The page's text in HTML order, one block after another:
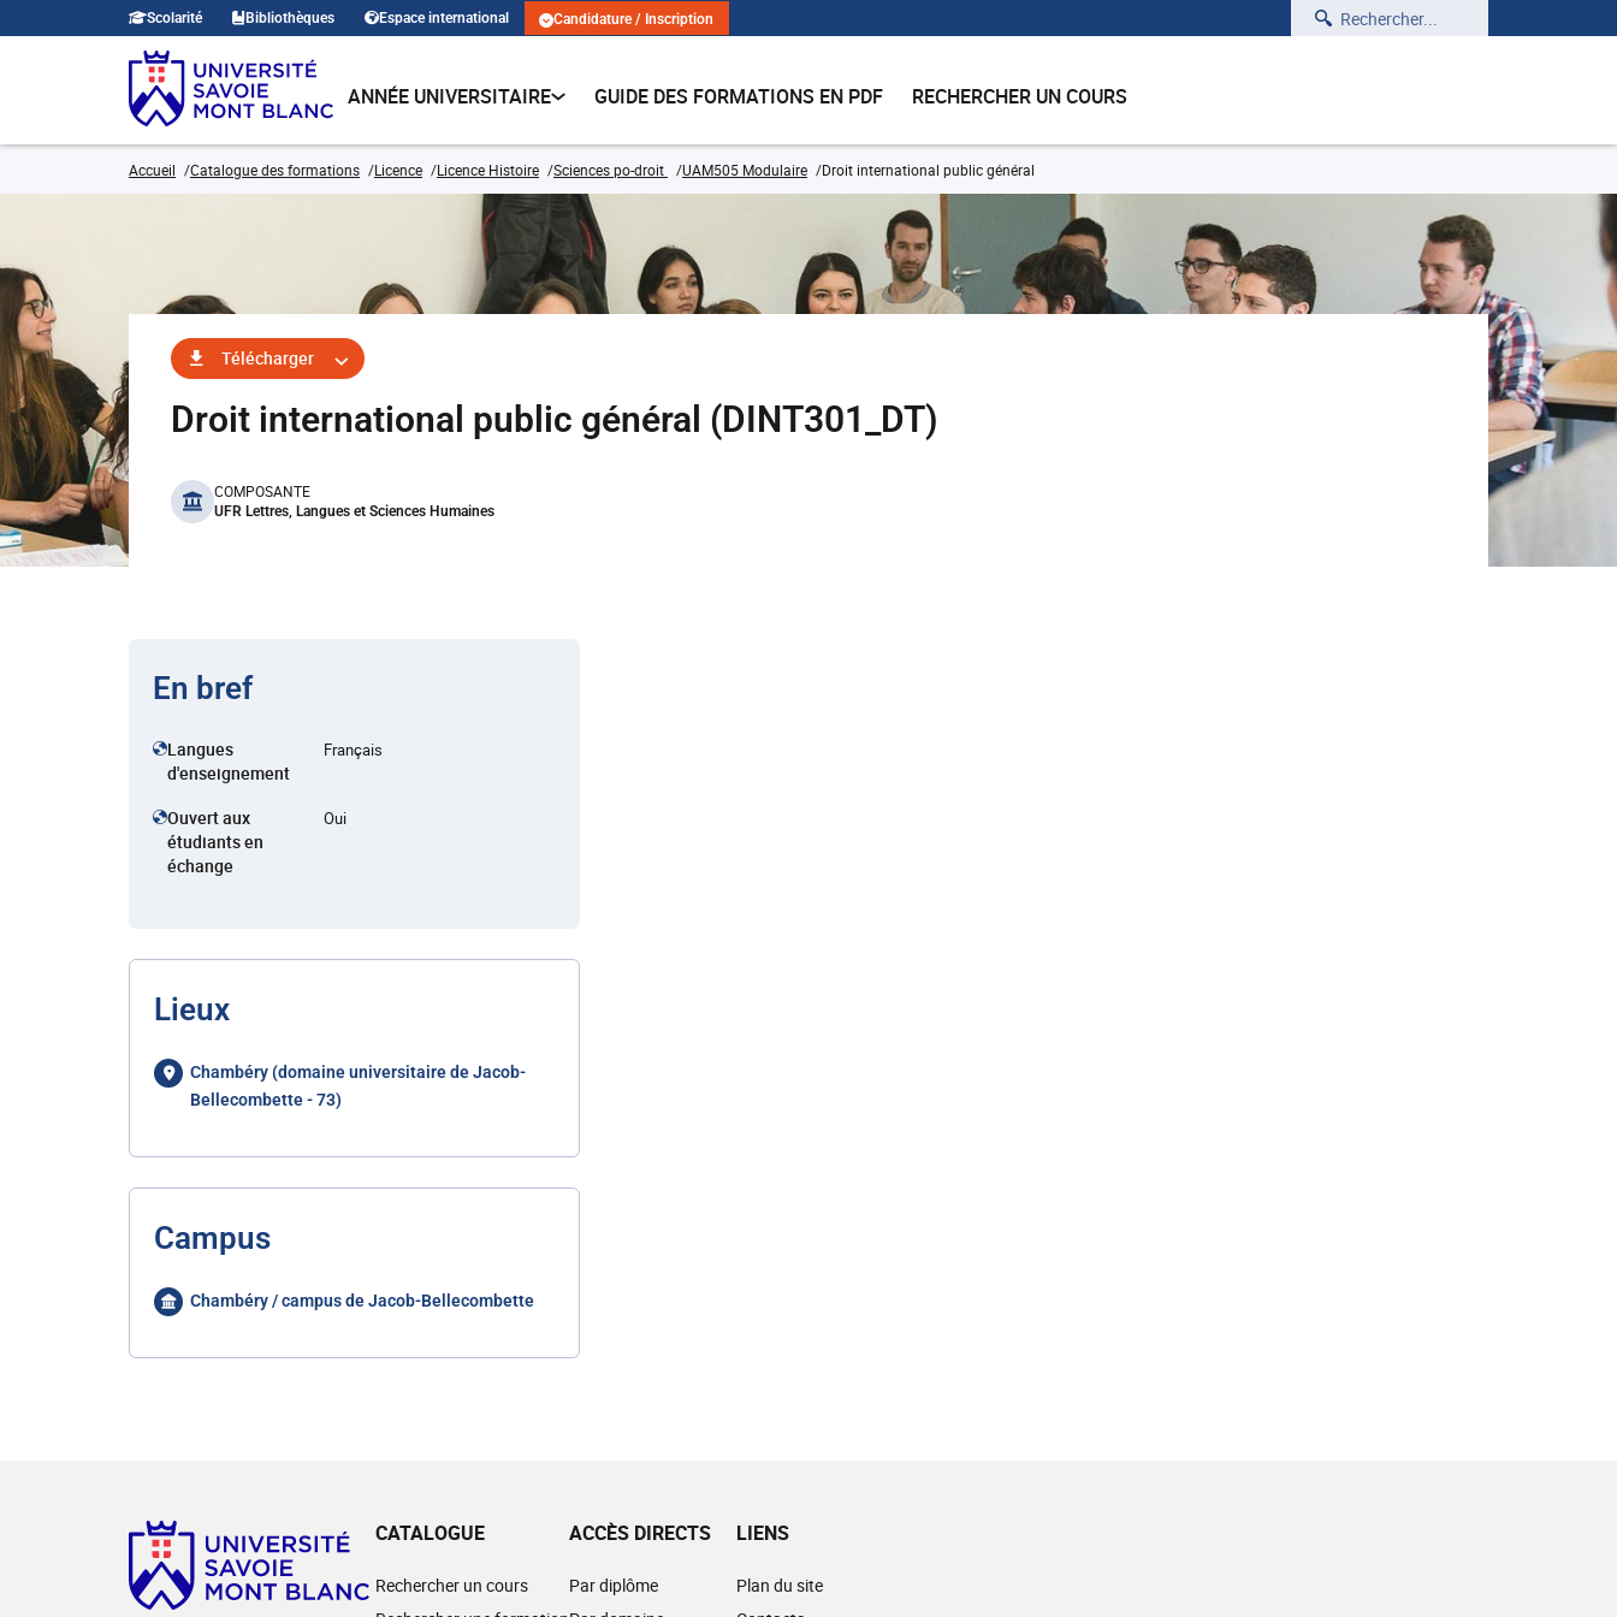
Scolarité Bibliothèques Espace international Candidature / Inscription Rechercher
ANNÉE UNIVERSITAIRE GUIDE DES FORMATIONS EN PDF RECHERCHER UN COURS
Accueil Catalogue des formations Licence Licence Histoire Sciences po-droit UAM505 Modulaire Droit international public général
Télécharger
Droit international public général (DINT301_DT)
benefits
COMPOSANTE
UFR Lettres, Langues et Sciences Humaines
En bref
Langues
d'enseignement
Français
Ouvert aux
étudiants en
échange
Oui
Lieux
Chambéry (domaine universitaire de Jacob-
Bellecombette - 73)
Campus
Chambéry / campus de Jacob-Bellecombette
CATALOGUE
Rechercher un cours
ACCÈS DIRECTS
Par diplôme
LIENS
Plan du site